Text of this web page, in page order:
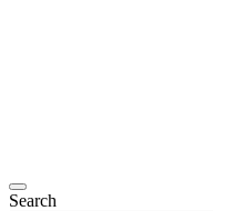
Search